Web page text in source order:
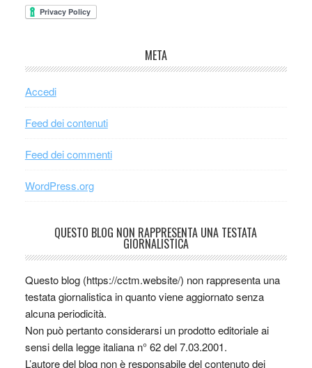
META
Accedi
Feed dei contenuti
Feed dei commenti
WordPress.org
QUESTO BLOG NON RAPPRESENTA UNA TESTATA
GIORNALISTICA
Questo blog (https://cctm.website/) non rappresenta una
testata giornalistica in quanto viene aggiornato senza
alcuna periodicità.
Non può pertanto considerarsi un prodotto editoriale ai
sensi della legge italiana n° 62 del 7.03.2001.
L’autore del blog non è responsabile del contenuto dei